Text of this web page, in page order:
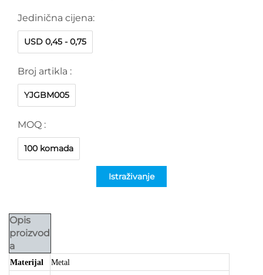
Jedinična cijena:
USD 0,45 - 0,75
Broj artikla :
YJGBM005
MOQ :
100 komada
Istraživanje
Opis
proizvod
a
Materijal Metal